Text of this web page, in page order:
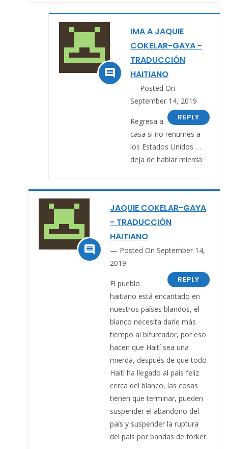

IMA A JAQUIE
COKELAR-GAYA -
TRADUCCIÓN
HAITIANO
Posted On
September 14, 2019
REPLY
Regresa a
casa si no renumes a
los Estados Unidos …
deja de hablar mierda

JAQUIE COKELAR-GAYA
- TRADUCCIÓN
HAITIANO
Posted On September 14,
2019
REPLY
El pueblo
haitiano está encantado en
nuestros países blandos, el
blanco necesita darle más
tiempo al bifurcador, por eso
hacen que Haití sea una
mierda, después de que todo
Haití ha llegado al país feliz
cerca del blanco, las cosas
tienen que terminar, pueden
suspender el abandono del
país y suspender la ruptura
del país por bandas de forker.